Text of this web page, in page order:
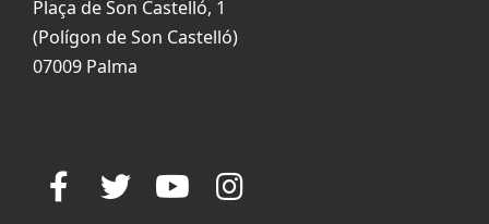
Plaça de Son Castelló, 1
(Polígon de Son Castelló)
07009 Palma